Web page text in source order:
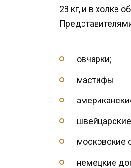
28 кг, и в холке
овчарки;
мастифы;
московские
немецкие